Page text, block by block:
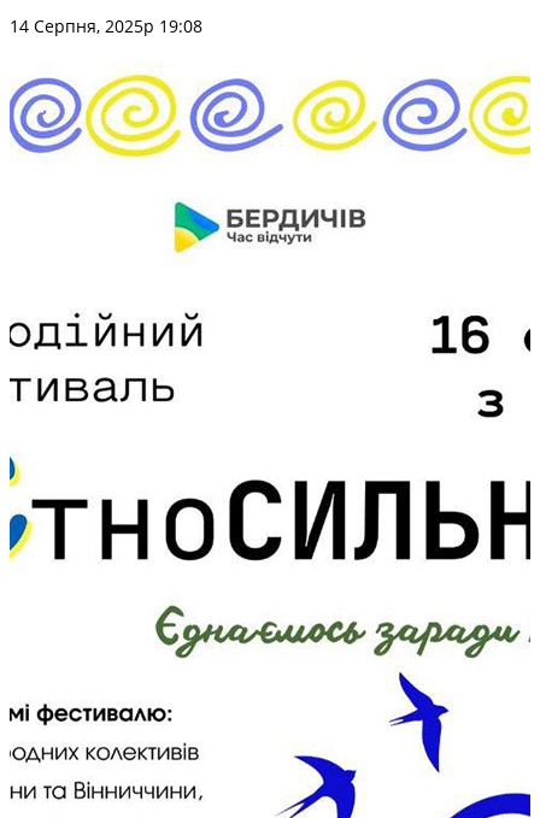
14 Серпня, 2025р 19:08